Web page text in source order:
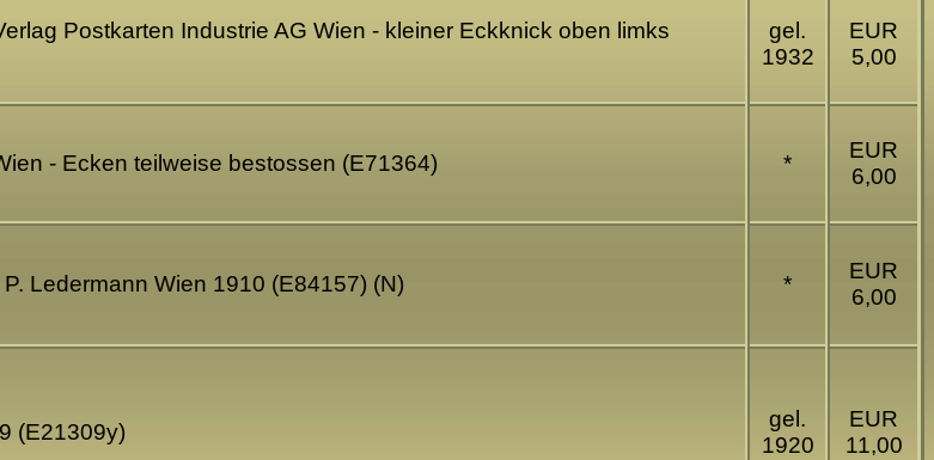
Postkarten Industrie AG Wien - kleiner Eckknick oben limks
gel.
1932
EUR
5,00
- Ecken teilweise bestossen (E71364) *
EUR
6,00
Ledermann Wien 1910 (E84157) (N) *
EUR
6,00
(E21309y)
gel.
1920
EUR
11,00